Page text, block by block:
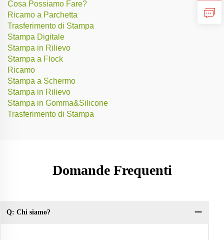
Cosa Possiamo Fare?
Ricamo a Parchetta
Trasferimento di Stampa
Stampa Digitale
Stampa in Rilievo
Stampa a Flock
Ricamo
Stampa a Schermo
Stampa in Rilievo
Stampa in Gomma&Silicone
Trasferimento di Stampa
Domande Frequenti
Q: Chi siamo?